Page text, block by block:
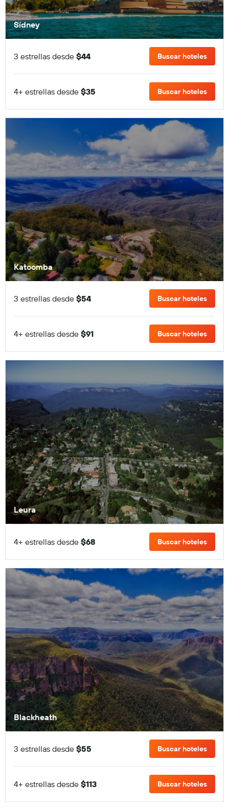
Sídney
3 estrellas desde $44 Buscar hoteles
4+ estrellas desde $35 Buscar hoteles
Katoomba
3 estrellas desde $54 Buscar hoteles
4+ estrellas desde $91 Buscar hoteles
Leura
4+ estrellas desde $68 Buscar hoteles
Blackheath
3 estrellas desde $55 Buscar hoteles
4+ estrellas desde $113 Buscar hoteles